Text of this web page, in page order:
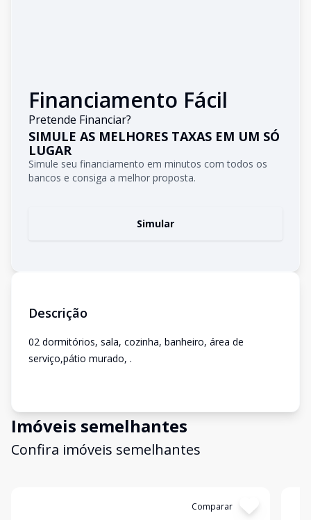
Financiamento Fácil
Pretende Financiar?
SIMULE AS MELHORES TAXAS EM UM SÓ
LUGAR
Simule seu financiamento em minutos com todos os
bancos e consiga a melhor proposta.
Simular
Descrição
02 dormitórios, sala, cozinha, banheiro, área de
serviço,pátio murado, .
Imóveis semelhantes
Confira imóveis semelhantes
Comparar